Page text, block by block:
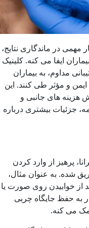
در ماندگاری نتایج،
ایفا می کنه. کلینیک
مداوم، به بیماران
و مؤثر طی کنند. این
هزینه های جانبی و
جزئیات بیشتری درباره
پرهیز از وارد کردن
شده. به عنوان مثال،
از خوابیدن روی صورت یا
به حفظ جایگاه چربی
می کنه.